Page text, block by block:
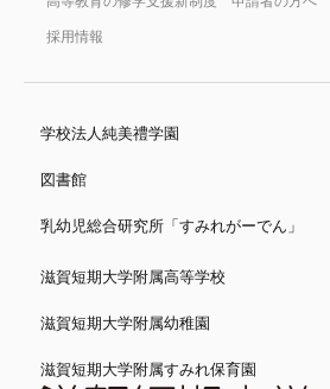
採用情報
学校法人純美禮学園
図書館
乳幼児総合研究所「すみれがーでん」
滋賀短期大学附属高等学校
滋賀短期大学附属幼稚園
滋賀短期大学附属すみれ保育園